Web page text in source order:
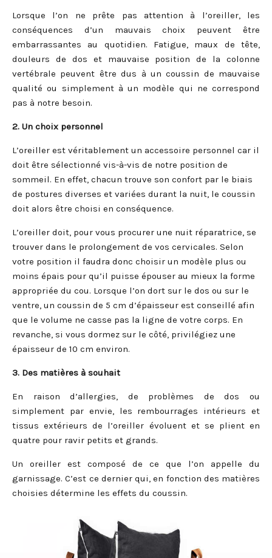
Lorsque l’on ne prête pas attention à l’oreiller, les
conséquences d’un mauvais choix peuvent être
embarrassantes au quotidien. Fatigue, maux de tête,
douleurs de dos et mauvaise position de la colonne
vertébrale peuvent être dus à un coussin de mauvaise
qualité ou simplement à un modèle qui ne correspond
pas à notre besoin.
2. Un choix personnel
L’oreiller est véritablement un accessoire personnel car il
doit être sélectionné vis-à-vis de notre position de
sommeil. En effet, chacun trouve son confort par le biais
de postures diverses et variées durant la nuit, le coussin
doit alors être choisi en conséquence.
L’oreiller doit, pour vous procurer une nuit réparatrice, se
trouver dans le prolongement de vos cervicales. Selon
votre position il faudra donc choisir un modèle plus ou
moins épais pour qu’il puisse épouser au mieux la forme
appropriée du cou. Lorsque l’on dort sur le dos ou sur le
ventre, un coussin de 5 cm d’épaisseur est conseillé afin
que le volume ne casse pas la ligne de votre corps. En
revanche, si vous dormez sur le côté, privilégiez une
épaisseur de 10 cm environ.
3. Des matières à souhait
En raison d’allergies, de problèmes de dos ou
simplement par envie, les rembourrages intérieurs et
tissus extérieurs de l’oreiller évoluent et se plient en
quatre pour ravir petits et grands.
Un oreiller est composé de ce que l’on appelle du
garnissage. C’est ce dernier qui, en fonction des matières
choisies détermine les effets du coussin.